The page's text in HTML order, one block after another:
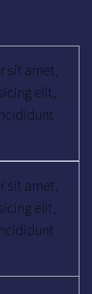
sit amet,
elit,
sit amet,
elit,